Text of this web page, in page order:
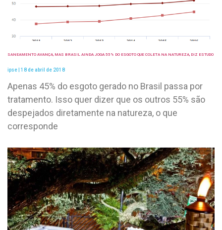
SANEAMENTO AVANÇA, MAS BRASIL AINDA JOGA 55% DO ESGOTO QUE COLETA NA NATUREZA, DIZ ESTUDO
ipse 18 de abril de 2018
Apenas 45% do esgoto gerado no Brasil passa por
tratamento. Isso quer dizer que os outros 55% são
despejados diretamente na natureza, o que
corresponde